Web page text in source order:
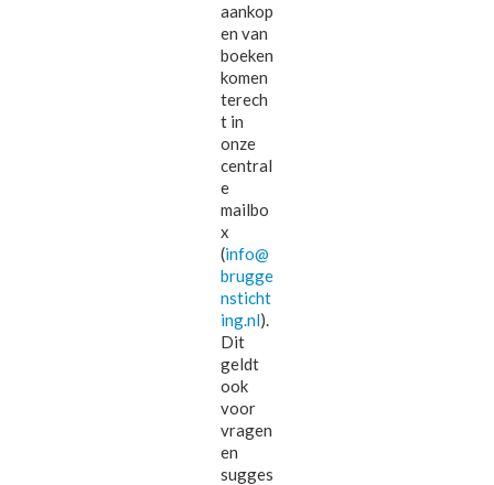
aankop
en van
boeken
komen
terech
t in
onze
central
e
mailbo
x
(info@
brugge
nsticht
ing.nl).
Dit
geldt
ook
voor
vragen
en
sugges